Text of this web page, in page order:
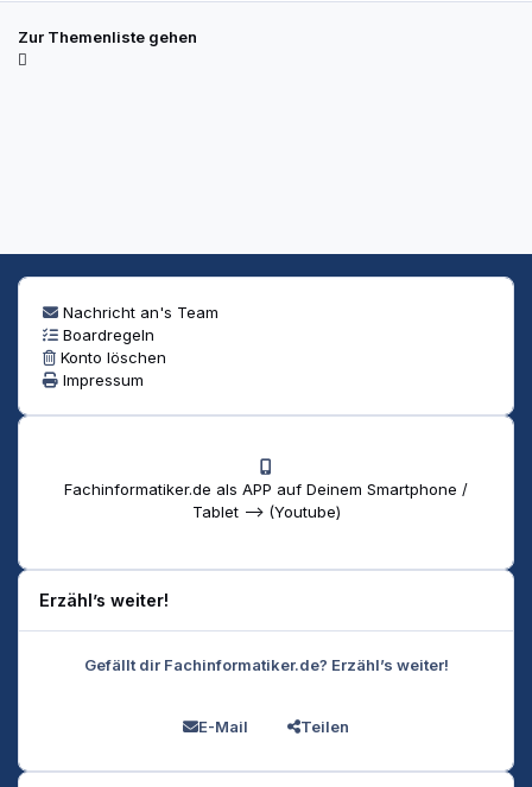
Zur Themenliste gehen
Nachricht an's Team
Boardregeln
Konto löschen
Impressum
Fachinformatiker.de als APP auf Deinem Smartphone /
Tablet --> (Youtube)
Erzähl’s weiter!
Gefällt dir Fachinformatiker.de? Erzähl’s weiter!
E-Mail Teilen